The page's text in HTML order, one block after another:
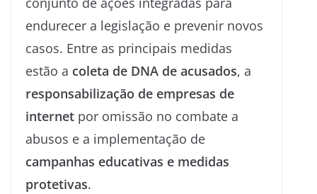
endurecer a legislação e prevenir novos
casos. Entre as principais medidas
estão a coleta de DNA de acusados, a
responsabilização de empresas de
internet por omissão no combate a
abusos e a implementação de
campanhas educativas e medidas
protetivas.